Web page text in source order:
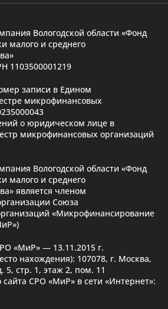
Вологодской области «Фонд
малого и среднего
1103500001219
записи в Едином
микрофинансовых
о юридическом лице в
микрофинансовых организаций
Вологодской области «Фонд
малого и среднего
является членом
Союза
«Микрофинансирование
«МиР» — 13.11.2015 г.
нахождения): 107078, г. Москва,
5, стр. 1, этаж 2, пом. 11
СРО «МиР» в сети «Интернет»: